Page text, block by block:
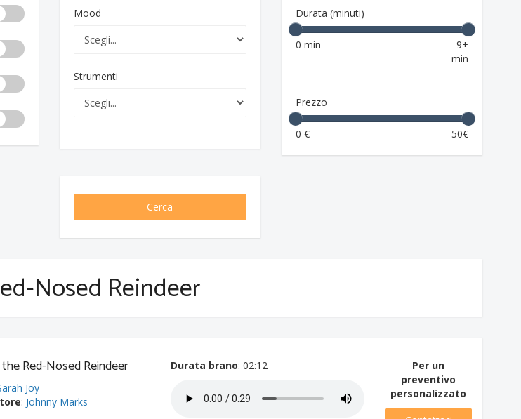
Mood
Strumenti
Durata (minuti)
0 min
9+
min
Prezzo
0 € 50€
Cerca
Nosed Reindeer
Red-Nosed Reindeer
Joy
: Johnny Marks
Durata brano: 02:12
Per un
preventivo
personalizzato